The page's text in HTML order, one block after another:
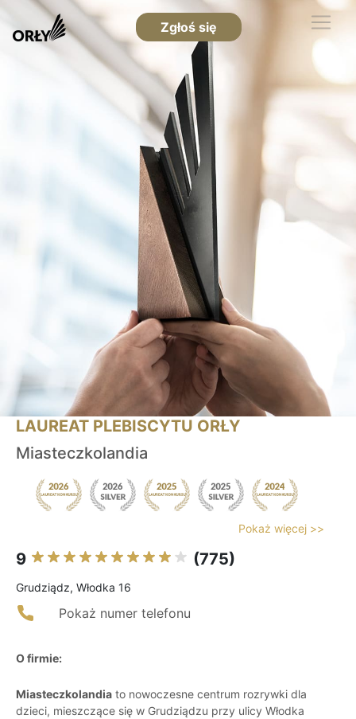
Zgłoś się
LAUREAT PLEBISCYTU ORŁY
Miasteczkolandia
Pokaż więcej >>
9 (775)
Grudziądz, Włodka 16
Pokaż numer telefonu
O firmie:
Miasteczkolandia to nowoczesne centrum rozrywki dla
dzieci, mieszczące się w Grudziądzu przy ulicy Włodka